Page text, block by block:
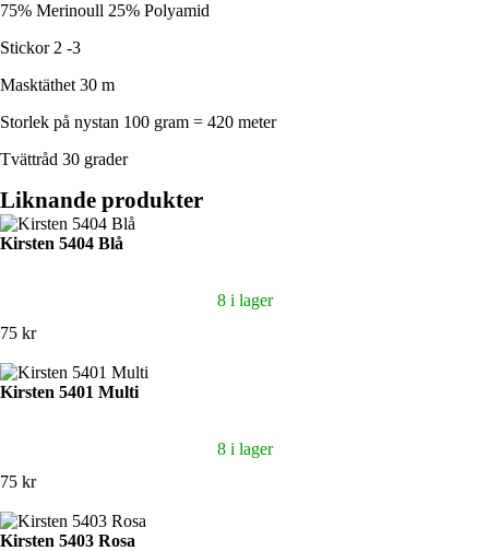
75% Merinoull 25% Polyamid
Stickor 2 -3
Masktäthet 30 m
Storlek på nystan 100 gram = 420 meter
Tvättråd 30 grader
Liknande produkter
Kirsten 5404 Blå
8 i lager
75 kr
Kirsten 5401 Multi
8 i lager
75 kr
Kirsten 5403 Rosa